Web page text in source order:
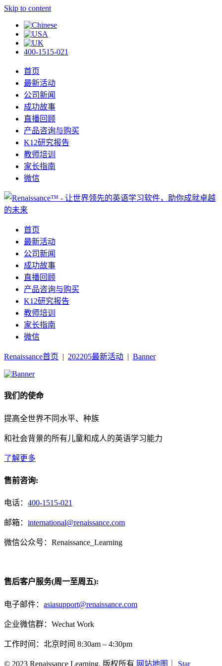
Skip to content
400-1515-021
首页
最新活动
公司新闻
成功故事
直播回顾
产品咨询与购买
K12研究报告
教师培训
家长指南
微信
首页
最新活动
公司新闻
成功故事
直播回顾
产品咨询与购买
K12研究报告
教师培训
家长指南
微信
Renaissance首页 | 202205最新活动 | Banner
我们的使命
提高全世界不同水平、种族
和社会背景的所有儿童和成人的英语学习能力
了解更多
售前咨询:
电话： 400-1515-021
邮箱： international@renaissance.com
微信公众号：Renaissance_Learning
售后客户服务(周一至周五):
电子邮件： asiasupport@renaissance.com
企业微信群：Wechat Work
工作时间：北京时间 8:30am – 4:30pm
© 2023 Renaissance Learning. 版权所有 网站地图 Star